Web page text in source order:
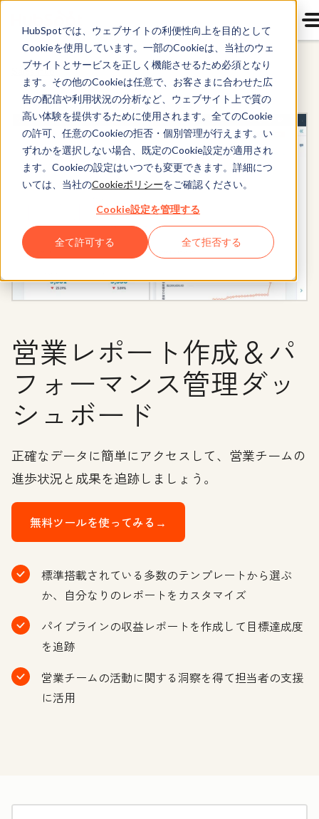
HubSpotでは、ウェブサイトの利便性向上を目的として
Cookieを使用しています。一部のCookieは、当社のウェ
ブサイトとサービスを正しく機能させるため必須となり
ます。その他のCookieは任意で、お客さまに合わせた広
告の配信や利用状況の分析など、ウェブサイト上で質の
高い体験を提供するために使用されます。全てのCookie
の許可、任意のCookieの拒否・個別管理が行えます。い
ずれかを選択しない場合、既定のCookie設定が適用され
ます。Cookieの設定はいつでも変更できます。詳細につ
いては、当社のCookieポリシーをご確認ください。
Cookie設定を管理する
全て許可する 全て拒否する
Sales Hub
営業レポート作成＆パ
フォーマンス管理ダッ
シュボード
正確なデータに簡単にアクセスして、営業チームの
進歩状況と成果を追跡しましょう。
無料ツールを使ってみる→
標準搭載されている多数のテンプレートから選ぶ
か、自分なりのレポートをカスタマイズ
パイプラインの収益レポートを作成して目標達成度
を追跡
営業チームの活動に関する洞察を得て担当者の支援
に活用